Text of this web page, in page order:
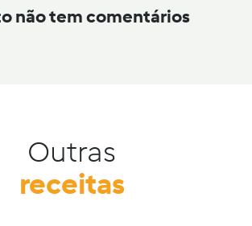
não tem comentários
Outras
receitas